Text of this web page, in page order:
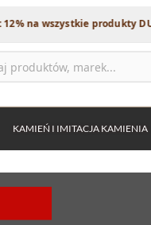
na wszystkie produkty
KAMIEŃ I IMITACJA KAMIENIA